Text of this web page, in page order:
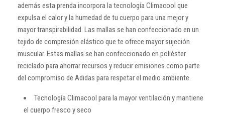
además esta prenda incorpora la tecnología Climacool que
expulsa el calor y la humedad de tu cuerpo para una mejor y
mayor transpirabilidad. Las mallas se han confeccionado en un
tejido de compresión elástico que te ofrece mayor sujeción
muscular. Estas mallas se han confeccionado en poliéster
reciclado para ahorrar recursos y reducir emisiones como parte
del compromiso de Adidas para respetar el medio ambiente.
Tecnología Climacool para la mayor ventilación y mantiene
el cuerpo fresco y seco